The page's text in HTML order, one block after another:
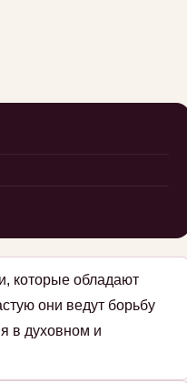
которые обладают
они ведут борьбу
в духовном и